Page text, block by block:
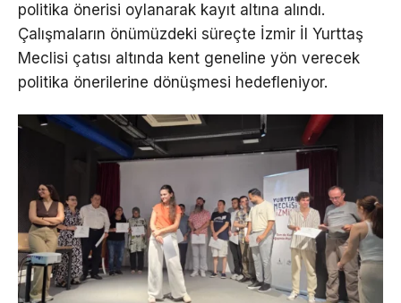
politika önerisi oylanarak kayıt altına alındı.
Çalışmaların önümüzdeki süreçte İzmir İl Yurttaş
Meclisi çatısı altında kent geneline yön verecek
politika önerilerine dönüşmesi hedefleniyor.